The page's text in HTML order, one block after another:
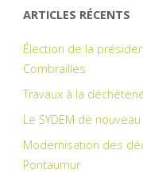
ARTICLES RÉCENTS
Élection de la
Combrailles
Travaux à la
Le SYDEM de
Modernisation des
Pontaumur